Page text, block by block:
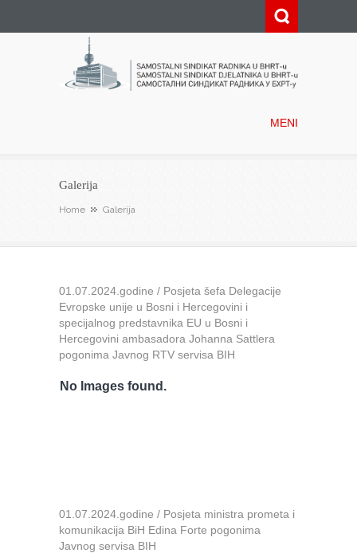
MENI
Galerija
Home Galerija
01.07.2024.godine / Posjeta šefa Delegacije
Evropske unije u Bosni i Hercegovini i
specijalnog predstavnika EU u Bosni i
Hercegovini ambasadora Johanna Sattlera
pogonima Javnog RTV servisa BIH
No Images found.
01.07.2024.godine / Posjeta ministra prometa i
komunikacija BiH Edina Forte pogonima
Javnog servisa BIH